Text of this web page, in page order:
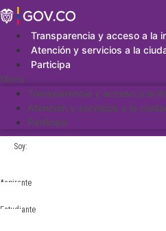
Saltar
al
contenidoTransparencia y acceso a la
Atención y servicios a la
Participa
Menu
Transparencia y acceso a la
Atención y servicios a la
Participa
Soy:
Aspirante
Estudiante